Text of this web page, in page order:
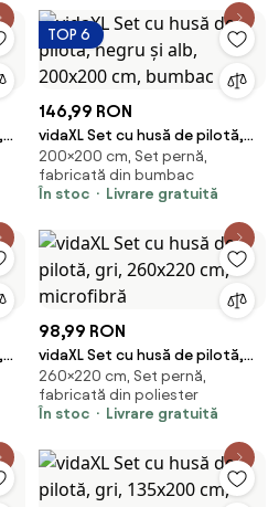
TOP 6
146,99 RON
vidaXL Set cu husă de pilotă,
negru și alb, 200x200 cm,
bumbac
200×200 cm, Set pernă,
fabricată din bumbac
În stoc
Livrare gratuită
98,99 RON
vidaXL Set cu husă de pilotă,
gri, 260x220 cm, microfibră
260×220 cm, Set pernă,
fabricată din poliester
În stoc
Livrare gratuită